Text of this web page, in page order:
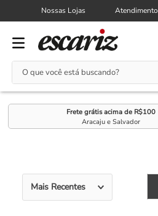
Nossas Lojas Atendimento
O que você está buscando?
Frete grátis acima de R$100
Aracaju e Salvador
Mais Recentes